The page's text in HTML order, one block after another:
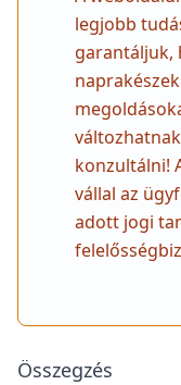
a lejáratkori
korábbinál
indult.
Azt, hogy
összeg, azt a
A fentiekre
tanácsát
méltányossági
méltányossági